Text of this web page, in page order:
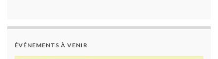
ÉVÉNEMENTS À VENIR